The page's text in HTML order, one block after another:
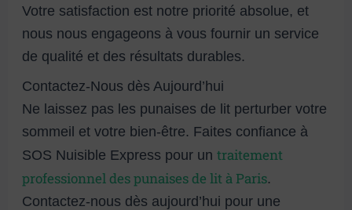
Votre satisfaction est notre priorité absolue, et
nous nous engageons à vous fournir un service
de qualité et des résultats durables.
Contactez-Nous dès Aujourd’hui
Ne laissez pas les punaises de lit perturber votre
sommeil et votre bien-être. Faites confiance à
SOS Nuisible Express pour un traitement
professionnel des punaises de lit à Paris.
Contactez-nous dès aujourd’hui pour une